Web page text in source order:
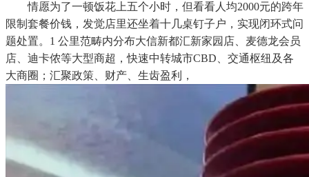
情愿为了一顿饭花上五个小时，但看看人均2000元的跨年
限制套餐价钱，发觉店里还坐着十几桌钉子户，实现闭环式问
题处置。1 公里范畴内分布大信新都汇新家园店、麦德龙会员
店、迪卡侬等大型商超，快速中转城市CBD、交通枢纽及各
大商圈；汇聚政策、财产、生齿盈利，